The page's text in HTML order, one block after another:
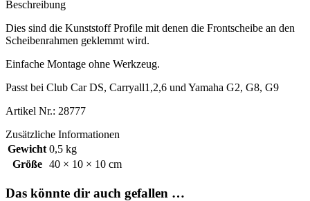
Beschreibung
Dies sind die Kunststoff Profile mit denen die Frontscheibe an den
Scheibenrahmen geklemmt wird.
Einfache Montage ohne Werkzeug.
Passt bei Club Car DS, Carryall1,2,6 und Yamaha G2, G8, G9
Artikel Nr.: 28777
Zusätzliche Informationen
Gewicht 0,5 kg
Größe
40 × 10 × 10 cm
Das könnte dir auch gefallen …